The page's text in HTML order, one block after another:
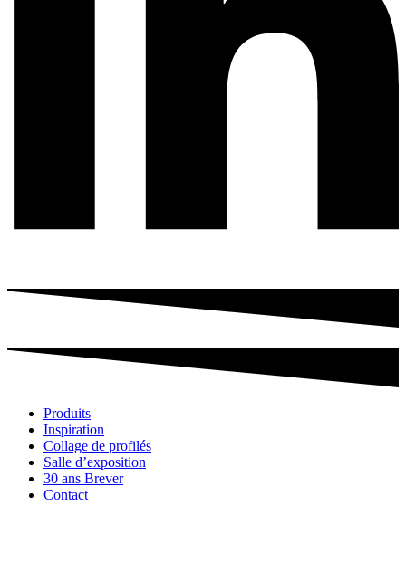
Produits
Inspiration
Collage de profilés
Salle d’exposition
30 ans Brever
Contact